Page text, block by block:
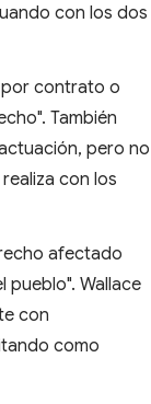
con los dos
por contrato o
También
pero no
con los
afectado
Wallace
con
como